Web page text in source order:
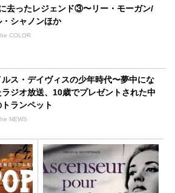
去ったレジェンド③〜リー・モーガン/
シャノンほか
COLOR
ルス・デイヴィスの少年時代〜夢中にな
ラジオ放送、10歳でプレゼントされた中
ランペット
NEWS